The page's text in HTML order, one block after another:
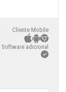
Cliente Mobile
Software adicional